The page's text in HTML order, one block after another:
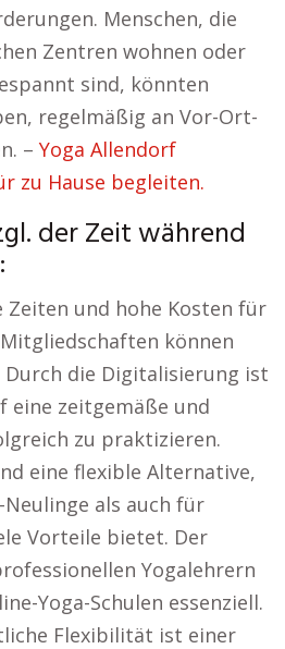
Menschen, die
Zentren wohnen oder
sind, könnten
regelmäßig an Vor-Ort-
– Yoga Allendorf
zu Hause begleiten.
der Zeit während
und hohe Kosten für
können
die Digitalisierung ist
eine zeitgemäße und
zu praktizieren.
eine flexible Alternative,
als auch für
Vorteile bietet. Der
Yogalehrern
Yoga-Schulen essenziell.
Flexibilität ist einer